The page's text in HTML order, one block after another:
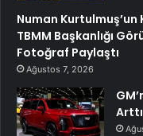
Numan Kurtulmuş’un
TBMM Başkanlığı
Fotoğraf Paylaştı
Ağustos 7, 2026